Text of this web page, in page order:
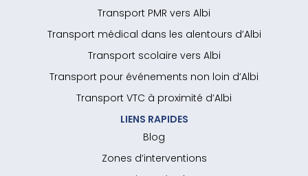
Transport PMR vers Albi
Transport médical dans les alentours d’Albi
Transport scolaire vers Albi
Transport pour événements non loin d’Albi
Transport VTC à proximité d’Albi
LIENS RAPIDES
Blog
Zones d’interventions